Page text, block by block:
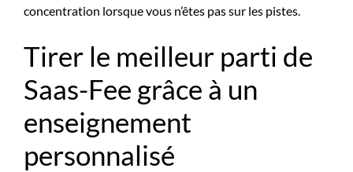
concentration lorsque vous n’êtes pas sur les pistes.
Tirer le meilleur parti de
Saas-Fee grâce à un
enseignement
personnalisé